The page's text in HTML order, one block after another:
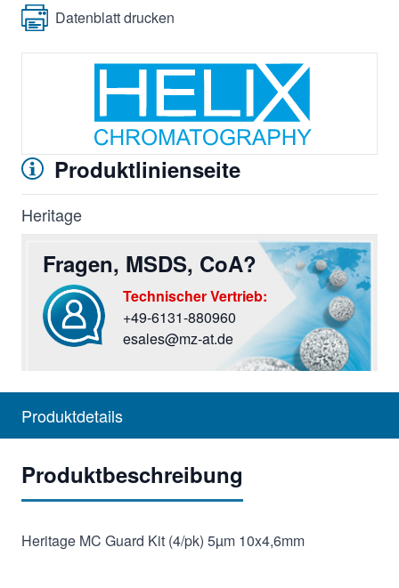
Datenblatt drucken
Produktlinienseite
Heritage
Fragen, MSDS, CoA?
Sie haben Fragen? Rufen Sie uns an oder screiben
Technischer Vertrieb:
+49-6131-880960
esales@mz-at.de
Produktdetails
Produktbeschreibung
Heritage MC Guard Kit (4/pk) 5µm 10x4,6mm